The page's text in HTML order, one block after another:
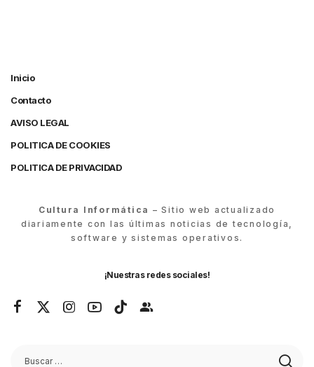
Inicio
Contacto
AVISO LEGAL
POLITICA DE COOKIES
POLITICA DE PRIVACIDAD
Cultura Informática – Sitio web actualizado
diariamente con las últimas noticias de tecnología,
software y sistemas operativos.
¡Nuestras redes sociales!